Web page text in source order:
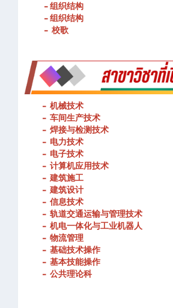
- 春武里技术学院的宗旨和理念
- 组织结构
- 组织结构
- 机械技术
- 车间生产技术
- 焊接与检测技术
- 电力技术
- 电子技术
-计算机应用技术
-建筑施工
- 建筑设计
- 信息技术
- 轨道交通运输与管理技术
- 机电一体化与工业机器人
- 物流管理
- 基础技术操作
- 基本技能操作